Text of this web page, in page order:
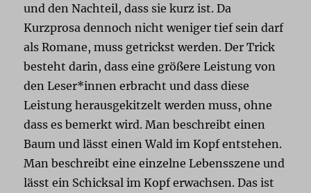
und den Nachteil, dass sie kurz ist. Da
Kurzprosa dennoch nicht weniger tief sein darf
als Romane, muss getrickst werden. Der Trick
besteht darin, dass eine größere Leistung von
den Leser*innen erbracht und dass diese
Leistung herausgekitzelt werden muss, ohne
dass es bemerkt wird. Man beschreibt einen
Baum und lässt einen Wald im Kopf entstehen.
Man beschreibt eine einzelne Lebensszene und
lässt ein Schicksal im Kopf erwachsen. Das ist